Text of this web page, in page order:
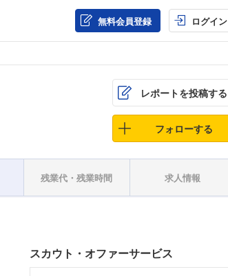
無料会員登録 ログイン
レポートを投稿する
フォローする
残業代・残業時間 求人情報
スカウト・オファーサービス